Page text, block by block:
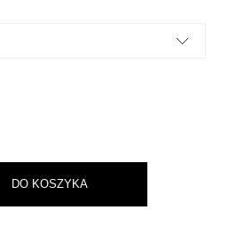
DO KOSZYKA